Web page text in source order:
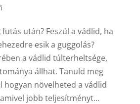
után? Feszül a vádlid, ha
esik a guggolás?
a vádlid túlterheltsége,
állhat. Tanuld meg
hogyan növelheted a vádlid
jobb teljesítményt...